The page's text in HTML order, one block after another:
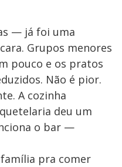
— já foi uma
Grupos menores
pouco e os pratos
Não é pior.
A cozinha
deu um
o bar —
pra comer